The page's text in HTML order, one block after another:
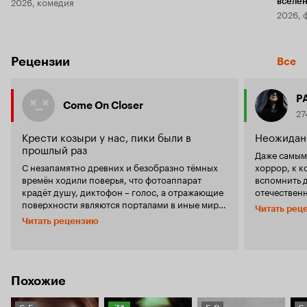
2026,
Рецензии Все
Come On Closer
Крести козыри у нас, пики были в
прошлый раз
С незапамятно древних и безобразно тёмных
времён ходили поверья, что фотоаппарат
крадёт душу, диктофон – голос, а отражающие
поверхности являются порталами в иные миры,
чаще всего злые и кровожадные. Были легенды
и про заклинания у зеркала, согласно которым
то Кровавая Мэри, Notorius B.I.G. или Пиковая
дама, про приключения которой, как нетрудно
догадаться из названия, и рассказывается в
Читать рецензию
Даже
хоррор, к
вспомнить
равных
я шел со
Читать
Похожие